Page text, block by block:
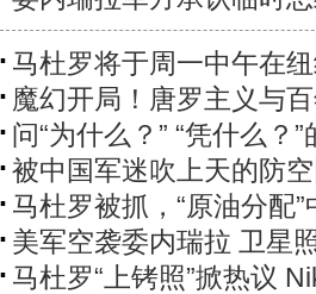
马杜罗将于周一中午在
魔幻开局！唐罗主义与
问“为什么？” “凭什么？”
被中国军迷吹上天的防
马杜罗被抓，“原油分配
美军空袭委内瑞拉 卫星
马杜罗“上铐照”掀热议